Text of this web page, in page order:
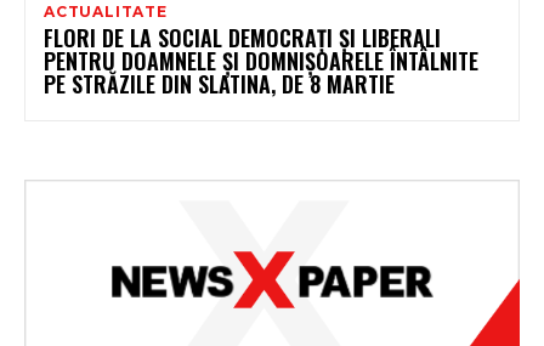
ACTUALITATE
FLORI DE LA SOCIAL DEMOCRAȚI ȘI LIBERALI
PENTRU DOAMNELE ȘI DOMNIȘOARELE ÎNTÂLNITE
PE STRĂZILE DIN SLATINA, DE 8 MARTIE